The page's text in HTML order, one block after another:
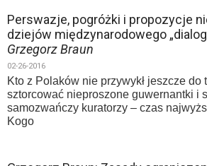
Perswazje, pogróżki i propozycje
dziejów międzynarodowego
Grzegorz Braun
02-26-2016
Kto z Polaków nie przywykł jeszcze do
sztorcować nieproszone guwernantki i
samozwańczy kuratorzy – czas
Kogo